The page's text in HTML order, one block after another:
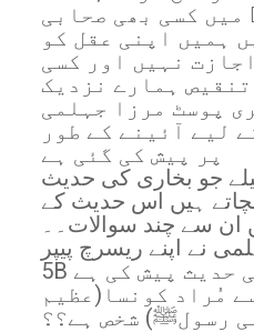
کسی بھی صحابی
ہمیں اپنی عقل کو
نہیں اور کسی
ہمارے نزدیک
پوسٹ مرزا جہلمی
لیے آئینے کے طور
پر پیش کی گئی ہے
جو بخاری کی حدیث
مچاتے ہیں اس حدیث کے
ان سے چند سوالات۔۔
نے اپنے ریسرچ پیپر
5B میں مسند احمد کی حدیث پیش کی ہے
مُراد کونسا(عظیم
رسولﷺ) شخص ہے؟؟